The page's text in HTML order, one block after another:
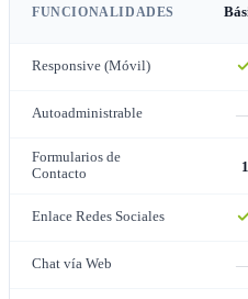
FUNCIONALIDADES
Responsive (Móvil)
Autoadministrable
Formularios de
Contacto
1
Enlace Redes Sociales
Chat vía Web